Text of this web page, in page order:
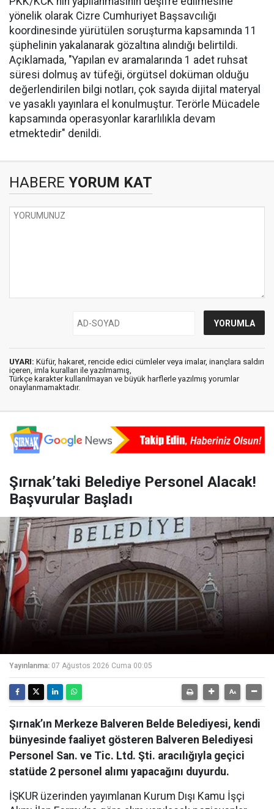
yönelik olarak Cizre Cumhuriyet Başsavcılığı
koordinesinde yürütülen soruşturma kapsamında 11
şüphelinin yakalanarak gözaltına alındığı belirtildi.
Açıklamada, "Yapılan ev aramalarında 1 adet ruhsat
süresi dolmuş av tüfeği, örgütsel doküman olduğu
değerlendirilen bilgi notları, çok sayıda dijital materyal
ve yasaklı yayınlara el konulmuştur. Terörle Mücadele
kapsamında operasyonlar kararlılıkla devam
etmektedir" denildi.
HABERE YORUM KAT
UYARI: Küfür, hakaret, rencide edici cümleler veya imalar, inançlara saldırı
içeren, imla kuralları ile yazılmamış,
Türkçe karakter kullanılmayan ve büyük harflerle yazılmış yorumlar
onaylanmamaktadır.
Şırnak’taki Belediye Personel Alacak!
Başvurular Başladı
Yayınlanma: 07 Ağustos 2026 Cuma 00:05
Şırnak’ın Merkeze Balveren Belde Belediyesi, kendi
bünyesinde faaliyet gösteren Balveren Belediyesi
Personel San. ve Tic. Ltd. Şti. aracılığıyla geçici
statüde 2 personel alımı yapacağını duyurdu.
İŞKUR üzerinden yayımlanan Kurum Dışı Kamu İşçi